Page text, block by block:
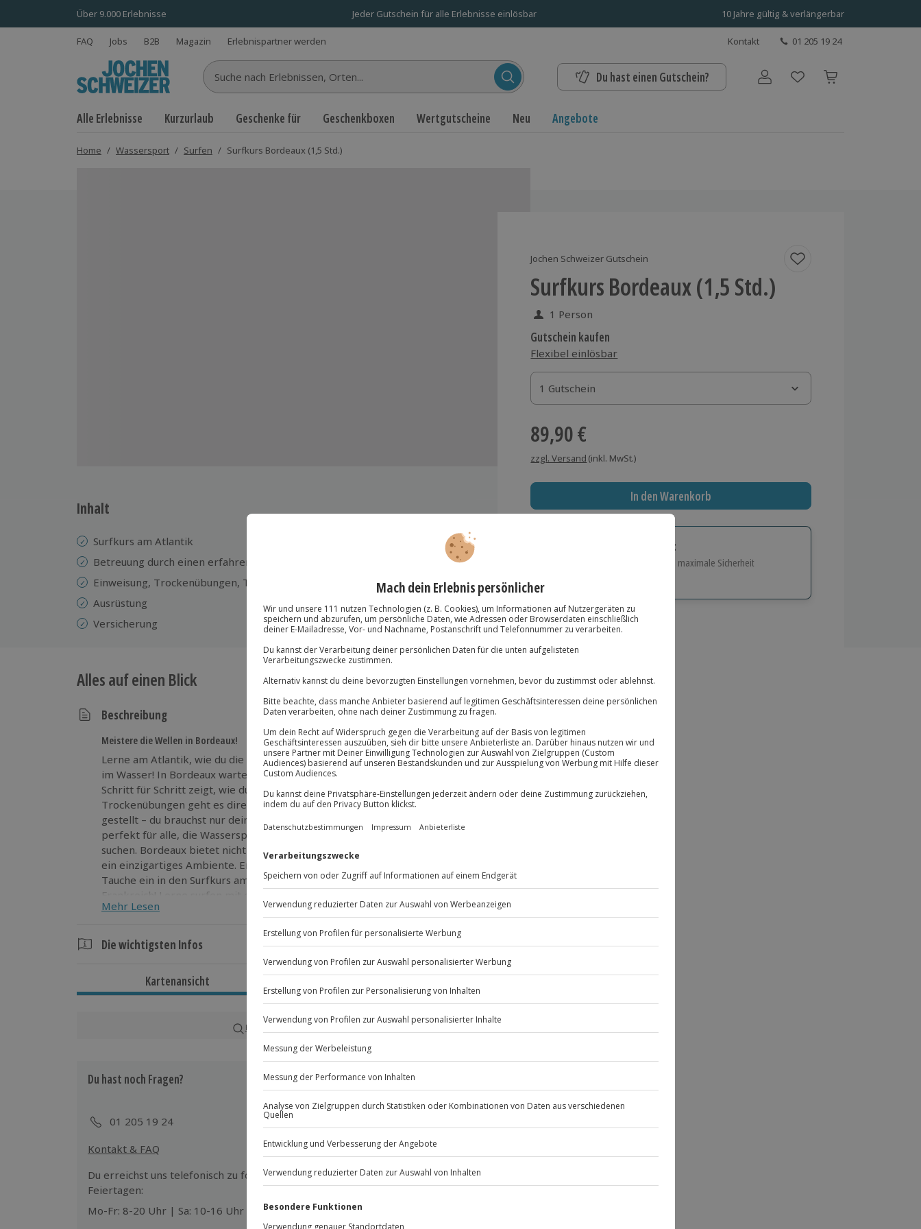
Über 9.000 Erlebnisse Jeder Gutschein für alle Erlebnisse einlösbar 10 Jahre gültig & verlängerbar
FAQ Jobs B2B Magazin Erlebnispartner werden Kontakt 01 205 19 24
Suche nach Erlebnissen... Du hast einen Gutschein? Benutzerkonto
Alle Erlebnisse Kurzurlaub Geschenke für Geschenkboxen Wertgutscheine Neu Angebote
Home / Wassersport / Surfen / Surfkurs Bordeaux (1,5 Std.)
Jochen Schweizer Gutschein
Surfkurs Bordeaux (1,5 Std.)
1 Person
Gutschein kaufen
Flexibel einlösbar
1 Gutschein
1 Gutschein
1 Gutschein
89,90 €
zzgl. Versand (inkl. MwSt.)
In den Warenkorb
Immer das richtige Geschenk:
Große Auswahl, volle Flexibilität und maximale Sicherheit
Über 9.000 Erlebnisse.
Volle Flexibilität
Maximale Sicherheit
Inhalt
Surfkurs am Atlantik
Betreuung durch einen erfahrenen Instruktor
Einweisung, Trockenübungen, Training im Wasser
Ausrüstung
Versicherung
Alles auf einen Blick
Beschreibung
Meistere die Wellen in Bordeaux!
Lerne am Atlantik, wie du die Wellen meisterst und spüre den Nervenkitzel
im Wasser! In Bordeaux wartet ein erfahrener Instruktor auf dich, der dir
Schritt für Schritt zeigt, wie du surfen lernst. Nach einer Einweisung und
Trockenübungen geht es direkt ins Wasser. Die komplette Ausrüstung wird
gestellt – du brauchst nur deine Neugier mitzubringen. Dieser Surfkurs ist
perfekt für alle, die Wassersport lieben und eine neue Herausforderung
suchen. Bordeaux bietet nicht nur ideale Surfbedingungen, sondern auch
ein einzigartiges Ambiente. Erlebe Action pur und wachse über dich hinaus!
Tauche ein in den Surfkurs am Atlantik und erlebe Wassersport in
Frankreich! Lerne surfen mit erfahrenen Instruktor:innen in Bordeaux.
Mehr Lesen
Die wichtigsten Infos
Ca. 1,5 Stunden
Ganzjährig zu bestimmten Terminen verfügbar.
Teilnahmebedingungen
Teilnahme für Personen mit Handicap leider nicht möglich
Unterschriebener Haftungsausschluss
Wetter
Bei ungünstigen Wetterbedingungen wird das Erlebnis verschoben (die
Entscheidung obliegt dem Veranstalter)
Ausrüstung & Kleidung
Kartenansicht
© OpenStreetMaps
Karte in Großansicht
Du hast noch Fragen?
01 205 19 24
Kontakt & FAQ
Mühldorfstraße 8
81671 München
Du erreichst uns telefonisch zu folgenden Zeiten, außer an bundesweiten
Feiertagen:
Mo-Fr: 8-20 Uhr | Sa: 10-16 Uhr